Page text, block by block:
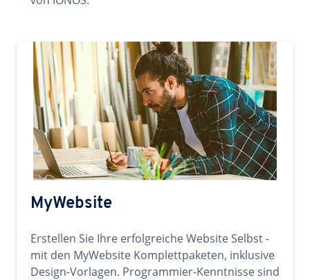
MyWebsite
Erstellen Sie Ihre erfolgreiche Website Selbst -
mit den MyWebsite Komplettpaketen, inklusive
Design-Vorlagen. Programmier-Kenntnisse sind